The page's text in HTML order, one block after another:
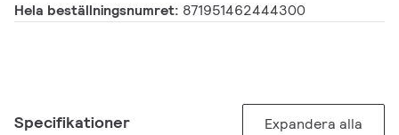
Hela beställningsnumret: 871951462444300
Specifikationer Expandera alla